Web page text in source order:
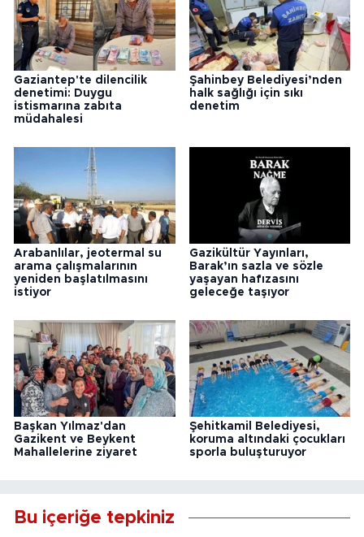
Gaziantep'te dilencilik
denetimi: Duygu
istismarına zabıta
müdahalesi
Şahinbey Belediyesi’nden
halk sağlığı için sıkı
denetim
Arabanlılar, jeotermal su
arama çalışmalarının
yeniden başlatılmasını
istiyor
Gazikültür Yayınları,
Barak’ın sazla ve sözle
yaşayan hafızasını
geleceğe taşıyor
Başkan Yılmaz'dan
Gazikent ve Beykent
Mahallelerine ziyaret
Şehitkamil Belediyesi,
koruma altındaki çocukları
sporla buluşturuyor
Bu içeriğe tepkiniz